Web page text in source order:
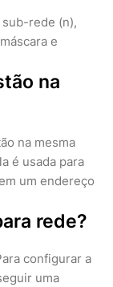
rede (n),
e
na
na mesma
é usada para
um endereço
rede?
configurar a
uma